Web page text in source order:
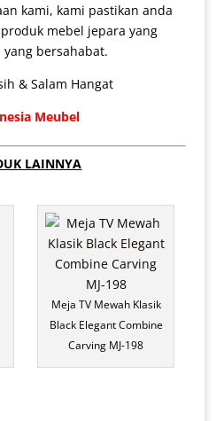
kami, kami pastikan anda
mebel jepara yang
bersahabat.
& Salam Hangat
Meubel
LAINNYA
Meja TV Mewah Klasik
Black Elegant Combine
Carving MJ-198